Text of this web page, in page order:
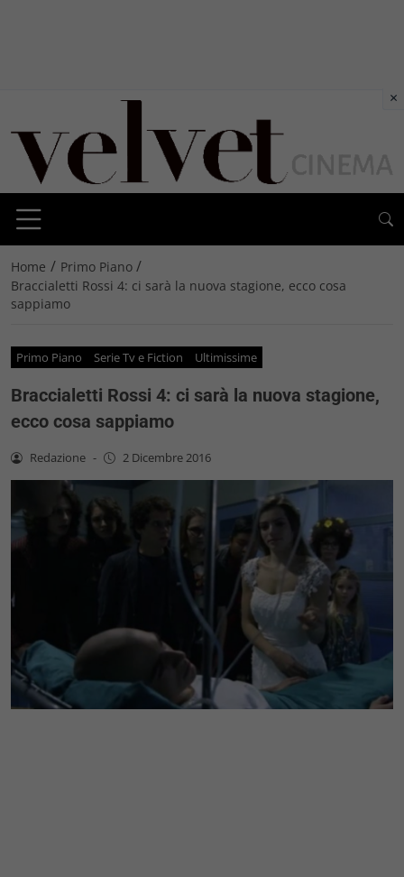
Home / Primo Piano /
Braccialetti Rossi 4: ci sarà la nuova stagione, ecco cosa
sappiamo
Primo Piano Serie Tv e Fiction Ultimissime
Braccialetti Rossi 4: ci sarà la nuova stagione,
ecco cosa sappiamo
Redazione - 2 Dicembre 2016
×